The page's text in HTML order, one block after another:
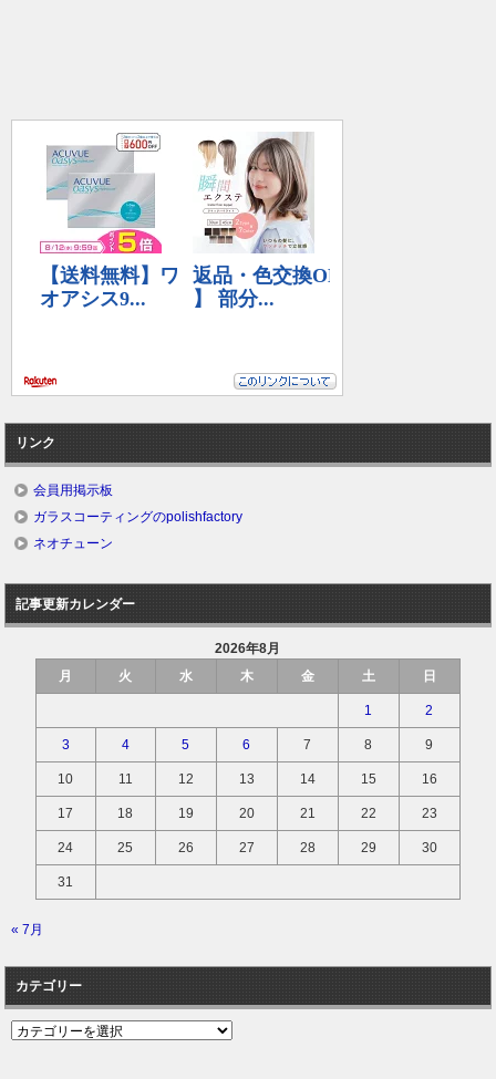
リンク
会員用掲示板
ガラスコーティングのpolishfactory
ネオチューン
記事更新カレンダー
2026年8月
月
火 水 木 金 土 日
1 2
3 4 5 6 7 8 9
10 11 12 13 14 15 16
17 18 19 20 21 22 23
24 25 26 27 28 29 30
31
« 7月
カテゴリー
カ